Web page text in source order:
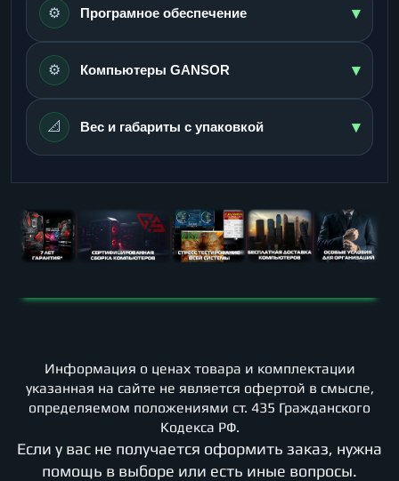
⚙️ Програмное обеспечение ▾
⚙️ Компьютеры GANSOR ▾
📐 Вес и габариты с упаковкой ▾
Информация о ценах товара и комплектации
указанная на сайте не является офертой в смысле,
определяемом положениями ст. 435 Гражданского
Кодекса РФ.
Если у вас не получается оформить заказ, нужна
помощь в выборе или есть иные вопросы.